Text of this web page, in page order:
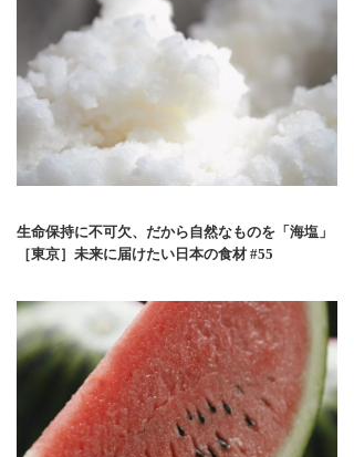
生命保持に不可欠、だから自然なものを「海塩」
［東京］未来に届けたい日本の食材 #55